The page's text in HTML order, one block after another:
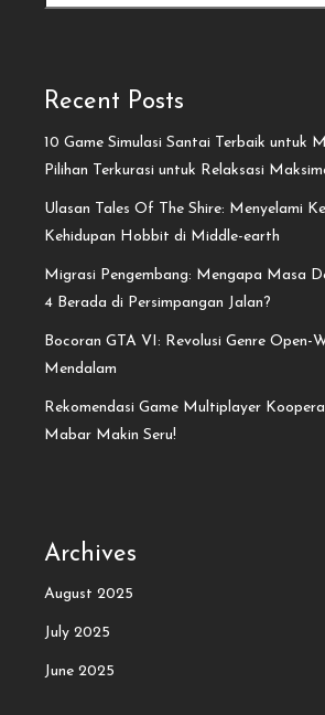
Recent Posts
10 Game Simulasi Santai Terbaik untuk
Pilihan Terkurasi untuk Relaksasi
Ulasan Tales Of The Shire: Menyelami
Kehidupan Hobbit di Middle-earth
Migrasi Pengembang: Mengapa Masa
4 Berada di Persimpangan Jalan?
Bocoran GTA VI: Revolusi Genre Open-
Mendalam
Rekomendasi Game Multiplayer
Mabar Makin Seru!
Archives
August 2025
July 2025
June 2025